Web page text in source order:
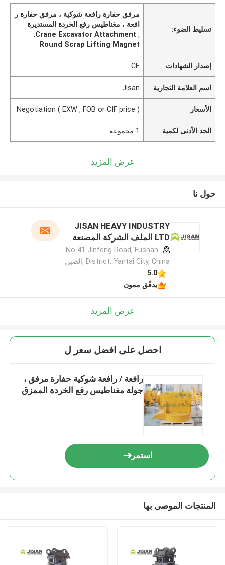
تسليط الضوء:
مرفق حفارة رافعة شوكية ، مرفق حفارة ر
افعة ، مغناطيس رفع الخردة المستديرة
,
Crane Excavator Attachment
,
Round Scrap Lifting Magnet
إصدار الشهادات CE
اسم العلامة التجارية Jisan
الأسعار Negotiation ( EXW , FOB or CIF price )
الحد الأدنى لكمية 1 مجموعة
عرض المزيد
حول نا
JISAN HEAVY INDUSTRY
LTD الملف الشركة المصنعة
No 41 Jinfeng Road, Fushan
District, Yantai City, China ,الصين
5.0
يدقّق ممون
عرض المزيد
احصل على افضل سعر ل
رافعة / رافعة شوكية حفارة مرفق ،
جولة مغناطيس رفع الخردة الممزق
استمر
المنتجات الموصى بها